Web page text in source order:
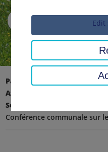
Sucheingabe
Page d'accueil
Affaires sociales, jeunesse,
Soins & personnes âgées
Conférence communale sur
Edit